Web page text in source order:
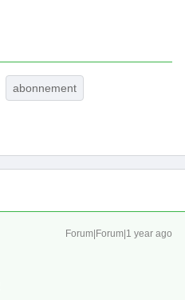
abonnement
Forum|Forum|1 year ago